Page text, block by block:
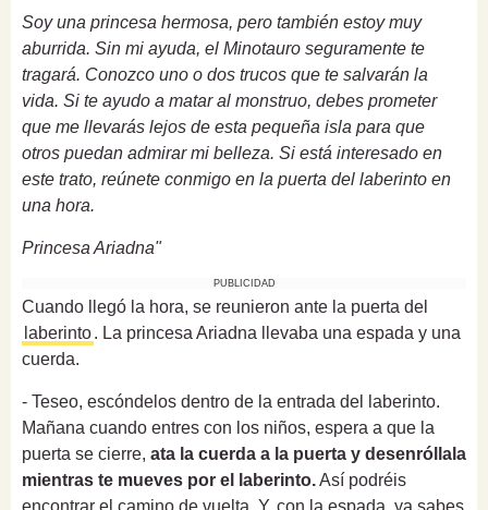
Soy una princesa hermosa, pero también estoy muy
aburrida. Sin mi ayuda, el Minotauro seguramente te
tragará. Conozco uno o dos trucos que te salvarán la
vida. Si te ayudo a matar al monstruo, debes prometer
que me llevarás lejos de esta pequeña isla para que
otros puedan admirar mi belleza. Si está interesado en
este trato, reúnete conmigo en la puerta del laberinto en
una hora.
Princesa Ariadna"
PUBLICIDAD
Cuando llegó la hora, se reunieron ante la puerta del
laberinto. La princesa Ariadna llevaba una espada y una
cuerda.
- Teseo, escóndelos dentro de la entrada del laberinto.
Mañana cuando entres con los niños, espera a que la
puerta se cierre, ata la cuerda a la puerta y desenróllala
mientras te mueves por el laberinto.Así podréis
encontrar el camino de vuelta. Y, con la espada, ya sabes